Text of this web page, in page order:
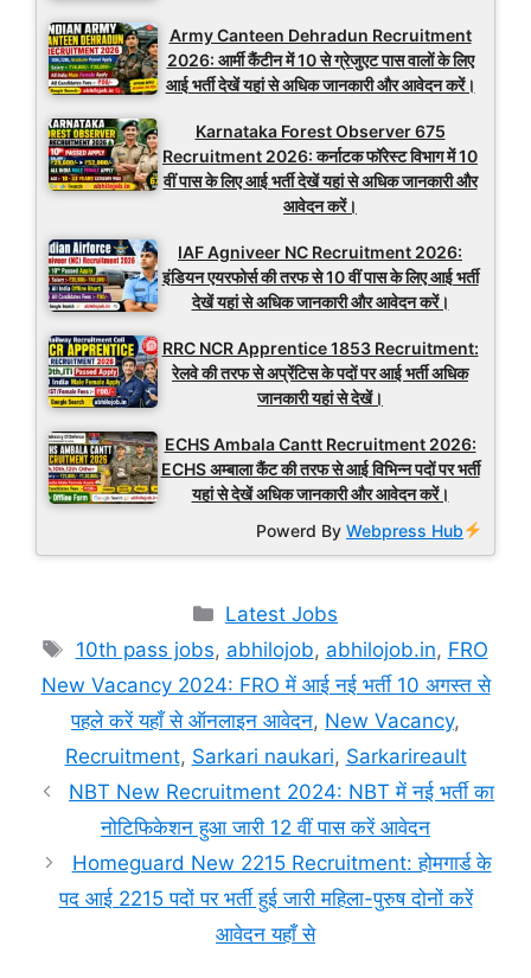
Army Canteen Dehradun Recruitment
2026: आर्मी कैंटीन में 10 से ग्रेजुएट पास वालों के लिए
आई भर्ती देखें यहां से अधिक जानकारी और आवेदन करें।
Karnataka Forest Observer 675
Recruitment 2026: कर्नाटक फॉरेस्ट विभाग में 10
वीं पास के लिए आई भर्ती देखें यहां से अधिक जानकारी और
आवेदन करें।
IAF Agniveer NC Recruitment 2026:
इंडियन एयरफोर्स की तरफ से 10 वीं पास के लिए आई भर्ती
देखें यहां से अधिक जानकारी और आवेदन करें।
RRC NCR Apprentice 1853 Recruitment:
रेलवे की तरफ से अप्रेंटिस के पदों पर आई भर्ती अधिक
जानकारी यहां से देखें।
ECHS Ambala Cantt Recruitment 2026:
ECHS अम्बाला कैंट की तरफ से आई विभिन्न पदों पर भर्ती
यहां से देखें अधिक जानकारी और आवेदन करें।
Powerd ByWebpress Hub
Categories
Latest Jobs
Tags
10th pass jobs, abhilojob, abhilojob.in, FRO
New Vacancy 2024: FRO में आई नई भर्ती 10 अगस्त से
पहले करें यहाँ से ऑनलाइन आवेदन, New Vacancy,
Recruitment, Sarkari naukari, Sarkarireault
NBT New Recruitment 2024: NBT में नई भर्ती का
नोटिफिकेशन हुआ जारी 12 वीं पास करें आवेदन
Homeguard New 2215 Recruitment: होमगार्ड के
पद आई 2215 पदों पर भर्ती हुई जारी महिला-पुरुष दोनों करें
आवेदन यहाँ से